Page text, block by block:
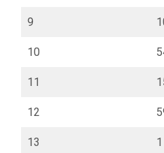
9
10
11
12
13 1